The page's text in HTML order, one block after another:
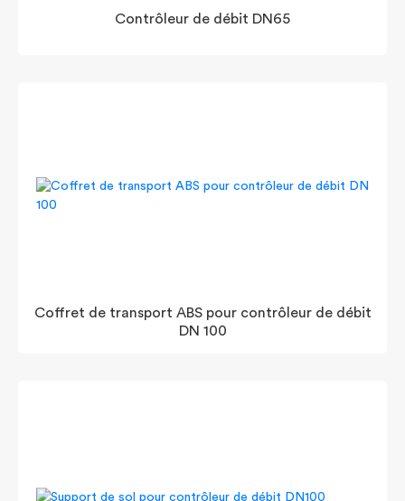
Contrôleur de débit DN65
Coffret de transport ABS pour contrôleur de débit
DN 100